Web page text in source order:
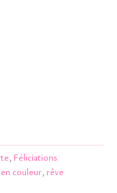
, Féliciations
couleur, rêve